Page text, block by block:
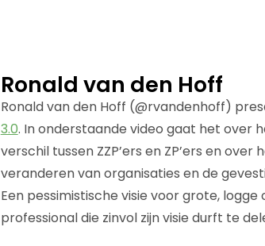
Ronald van den Hoff
Ronald van den Hoff (@rvandenhoff)
3.0. In onderstaande video gaat het over
verschil tussen ZZP’ers en ZP’ers en
veranderen van organisaties en de
Een pessimistische visie voor grote,
professional die zinvol zijn visie durft te